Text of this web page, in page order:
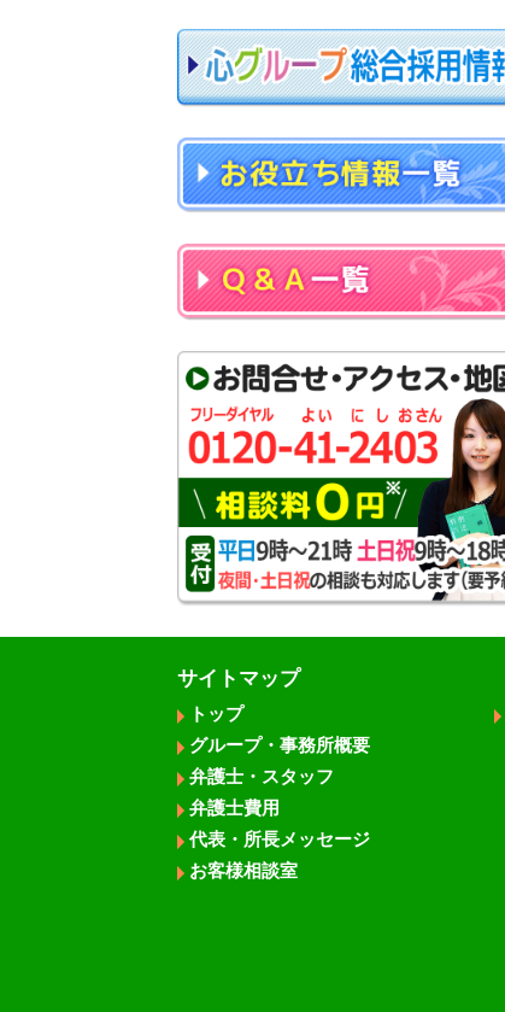
サイトマップ
トップ
グループ・事務所概要
弁護士・スタッフ
弁護士費用
代表・所長メッセージ
お客様相談室